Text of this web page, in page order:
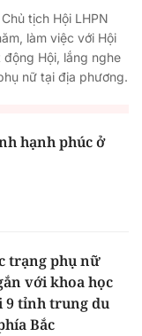
tịch Hội LHPN
làm việc với Hội
động Hội, lắng nghe
nữ tại địa phương.
hạnh phúc ở
trạng phụ nữ
với khoa học
9 tỉnh trung du
Bắc